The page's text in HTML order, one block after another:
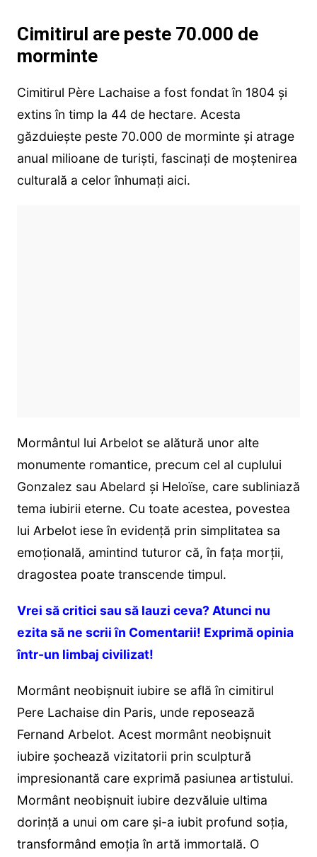
Cimitirul are peste 70.000 de
morminte
Cimitirul Père Lachaise a fost fondat în 1804 și
extins în timp la 44 de hectare. Acesta
găzduiește peste 70.000 de morminte și atrage
anual milioane de turiști, fascinați de moștenirea
culturală a celor înhumați aici.
Mormântul lui Arbelot se alătură unor alte
monumente romantice, precum cel al cuplului
Gonzalez sau Abelard și Heloïse, care subliniază
tema iubirii eterne. Cu toate acestea, povestea
lui Arbelot iese în evidență prin simplitatea sa
emoțională, amintind tuturor că, în fața morții,
dragostea poate transcende timpul.
Vrei să critici sau să lauzi ceva? Atunci nu
ezita să ne scrii în Comentarii! Exprimă opinia
într-un limbaj civilizat!
Mormânt neobișnuit iubire se află în cimitirul
Pere Lachaise din Paris, unde reposează
Fernand Arbelot. Acest mormânt neobișnuit
iubire șochează vizitatorii prin sculptură
impresionantă care exprimă pasiunea artistului.
Mormânt neobișnuit iubire dezvăluie ultima
dorință a unui om care și-a iubit profund soția,
transformând emoția în artă immortală. O